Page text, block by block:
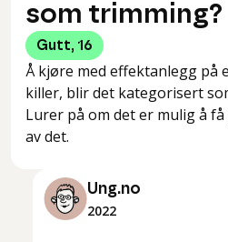
som trimming?
Gutt, 16
Å kjøre med effektanlegg på
killer, blir det kategorisert
Lurer på om det er mulig å
av det.
Ung.no
2022